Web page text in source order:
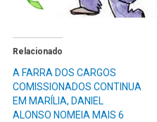
Relacionado
A FARRA DOS CARGOS
COMISSIONADOS CONTINUA
EM MARÍLIA, DANIEL
ALONSO NOMEIA MAIS 6